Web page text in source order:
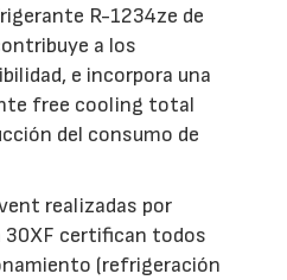
R-1234ze de
a los
e incorpora una
free cooling total
del consumo de
realizadas por
30XF certifican todos
(refrigeración